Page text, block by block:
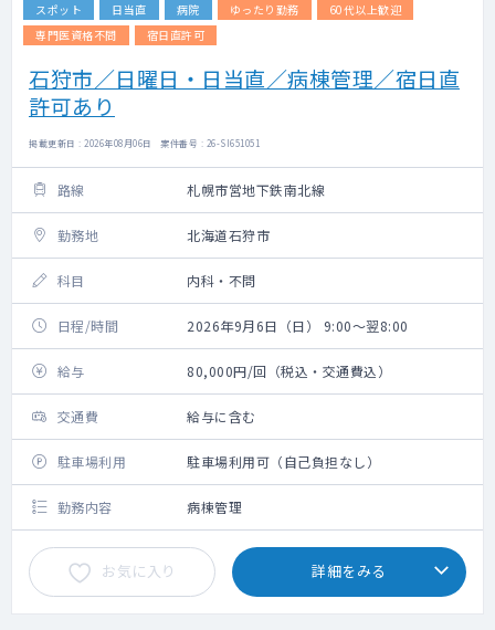
スポット 日当直 病院 ゆったり勤務
60代以上歓迎
専門医資格不問
宿日直許可
石狩市／日曜日・日当直／病棟管理／宿日直
許可あり
掲載更新日 : 2026年08月06日 案件番号 : 26-SI651051
路線 札幌市営地下鉄南北線
勤務地 北海道石狩市
科目 内科・不問
日程/時間 2026年9月6日（日） 9:00～翌8:00
給与 80,000円/回（税込・交通費込）
交通費 給与に含む
駐車場利用 駐車場利用可（自己負担なし）
勤務内容 病棟管理
お気に入り 詳細をみる